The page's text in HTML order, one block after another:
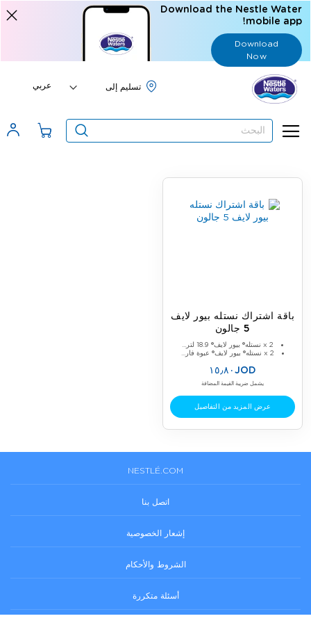
Download the Nestle Water
mobile app!
Download
Now
البحث
Language
عربي
باقة اشتراك نستله بيور لايف
5 جالون
2 x نستله® بيور لايف® 18.9 لتر...
2 x نستله® بيور لايف® عبوة فار...
١٥٫٨٠JOD
يشمل ضريبة القيمة المضافة
عرض المزيد من التفاصيل
NESTLÉ.COM
اتصل بنا
إشعار الخصوصية
الشروط والأحكام
أسئلة متكررة